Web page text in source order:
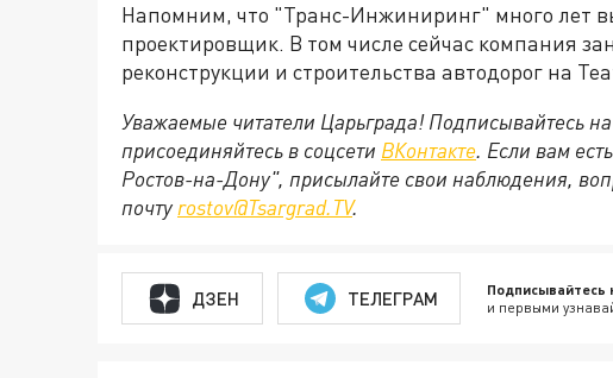
Напомним, что "Транс-Инжиниринг" много лет
проектировщик. В том числе сейчас компания
реконструкции и строительства автодорог на
Уважаемые читатели Царьграда! Подписывайтесь
присоединяйтесь в соцсети ВКонтакте. Если вам
Ростов-на-Дону", присылайте свои наблюдения,
почту rostov@Tsargrad.ТV.
ДЗЕН ТЕЛЕГРАМ Подписывайтесь
и первыми